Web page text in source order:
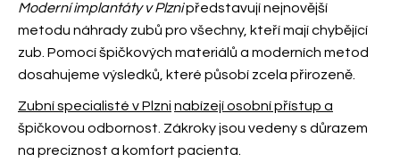
Moderní implantáty v Plznipředstavují nejnovější
metodu náhrady zubů pro všechny, kteří mají chybějící
zub. Pomocí špičkových materiálů a moderních metod
dosahujeme výsledků, které působí zcela přirozeně.
Zubní specialisté v Plzni nabízejí osobní přístup a
špičkovou odbornost . Zákroky jsou vedeny s důrazem
na preciznost a komfort pacienta.